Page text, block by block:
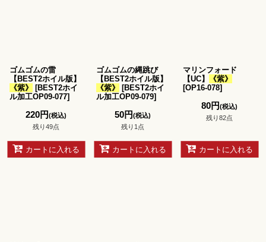
ゴムゴムの雷
【BEST2ホイル版】
《紫》
[BEST2ホイ
ル加工OP09-077]
220円(税込)
残り49点
カートに入れる
ゴムゴムの縄跳び
【BEST2ホイル版】
《紫》
[BEST2ホイ
ル加工OP09-079]
50円(税込)
残り1点
カートに入れる
マリンフォード
【UC】
《紫》
[OP16-078]
80円(税込)
残り82点
カートに入れる